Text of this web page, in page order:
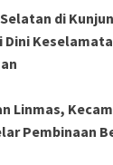
di
Dini
Linmas,
Pembinaan